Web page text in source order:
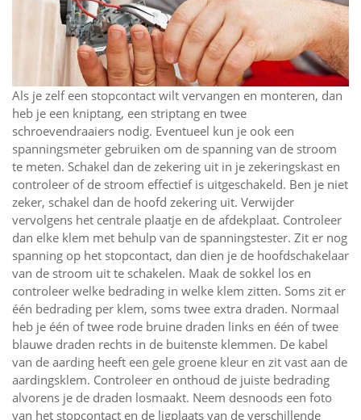
Als je zelf een stopcontact wilt vervangen en monteren, dan
heb je een kniptang, een striptang en twee
schroevendraaiers nodig. Eventueel kun je ook een
spanningsmeter gebruiken om de spanning van de stroom
te meten. Schakel dan de zekering uit in je zekeringskast en
controleer of de stroom effectief is uitgeschakeld. Ben je niet
zeker, schakel dan de hoofd zekering uit. Verwijder
vervolgens het centrale plaatje en de afdekplaat. Controleer
dan elke klem met behulp van de spanningstester. Zit er nog
spanning op het stopcontact, dan dien je de hoofdschakelaar
van de stroom uit te schakelen. Maak de sokkel los en
controleer welke bedrading in welke klem zitten. Soms zit er
één bedrading per klem, soms twee extra draden. Normaal
heb je één of twee rode bruine draden links en één of twee
blauwe draden rechts in de buitenste klemmen. De kabel
van de aarding heeft een gele groene kleur en zit vast aan de
aardingsklem. Controleer en onthoud de juiste bedrading
alvorens je de draden losmaakt. Neem desnoods een foto
van het stopcontact en de ligplaats van de verschillende